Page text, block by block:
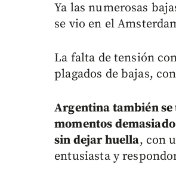
Ya las numerosas
se vio en el
La falta de tensión
plagados de bajas,
Argentina también
momentos
sin dejar huella, con
entusiasta y